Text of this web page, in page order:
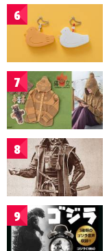
6
7
8
9